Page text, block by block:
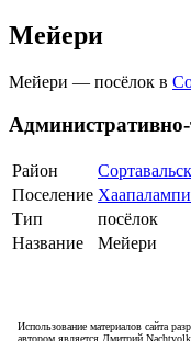
Мейери
Мейери — посёлок в
Район
Поселение
Тип
посёлок
Название
Мейери
Использование материалов сайта
автором является Дмитрий